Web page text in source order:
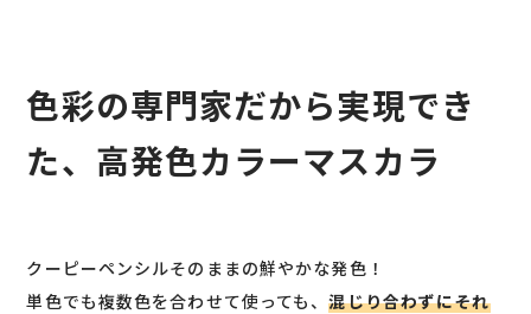
色彩の専門家だから実現でき
た、 高発色カラーマスカラ
クーピーペンシルそのままの鮮やかな発色！
単色でも複数色を合わせて使っても、混じり合わずにそれ